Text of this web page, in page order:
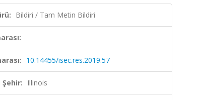
Bildiri / Tam Metin Bildiri
10.14455/isec.res.2019.57
Şehir: Illinois